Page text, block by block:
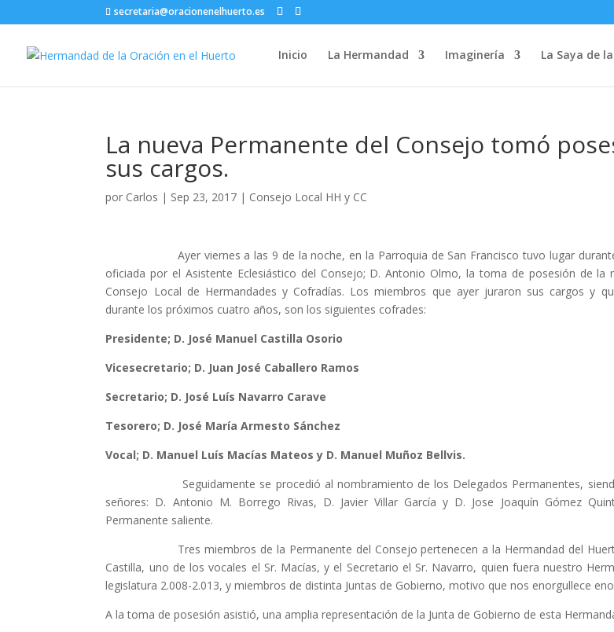
secretaria@oracionenelhuerto.es
Inicio La Hermandad Imaginería La Saya de
La nueva Permanente del Consejo tomó
sus cargos.
por Carlos | Sep 23, 2017 | Consejo Local HH y CC
Ayer viernes a las 9 de la noche, en la Parroquia de San Francisco tuvo lugar durante
oficiada por el Asistente Eclesiástico del Consejo; D. Antonio Olmo, la toma de posesión de la
Consejo Local de Hermandades y Cofradías. Los miembros que ayer juraron sus cargos y
durante los próximos cuatro años, son los siguientes cofrades:
Presidente; D. José Manuel Castilla Osorio
Vicesecretario; D. Juan José Caballero Ramos
Secretario; D. José Luís Navarro Carave
Tesorero; D. José María Armesto Sánchez
Vocal; D. Manuel Luís Macías Mateos y D. Manuel Muñoz Bellvis.
Seguidamente se procedió al nombramiento de los Delegados Permanentes, siendo
señores: D. Antonio M. Borrego Rivas, D. Javier Villar García y D. Jose Joaquín Gómez
Permanente saliente.
Tres miembros de la Permanente del Consejo pertenecen a la Hermandad del
Castilla, uno de los vocales el Sr. Macías, y el Secretario el Sr. Navarro, quien fuera nuestro
legislatura 2.008-2.013, y miembros de distinta Juntas de Gobierno, motivo que nos enorgullece
A la toma de posesión asistió, una amplia representación de la Junta de Gobierno de esta